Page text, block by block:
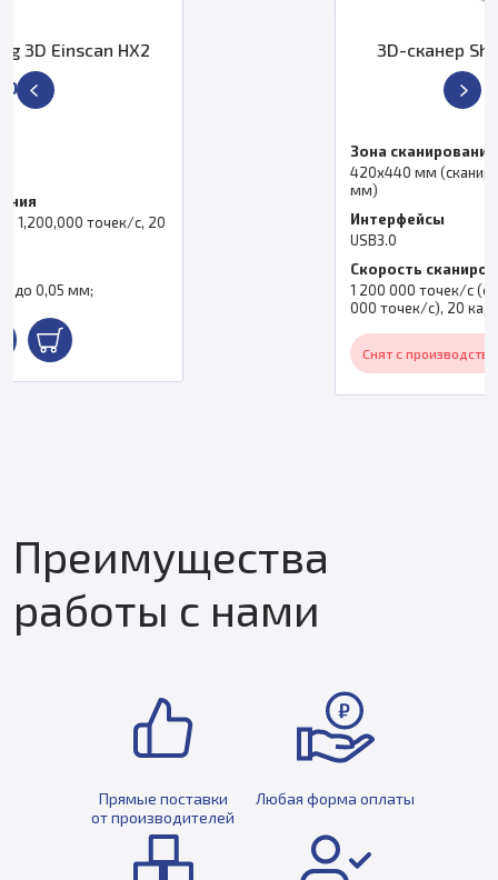
3D-сканер Shining 3D Einscan H
420х440 мм (сканирование лица 780х900
Интерфейсы
1 200 000 точек/с (сканирование лица 720
Преимущества
работы с нами
Прямые поставки
от производителей
Любая форма оплаты